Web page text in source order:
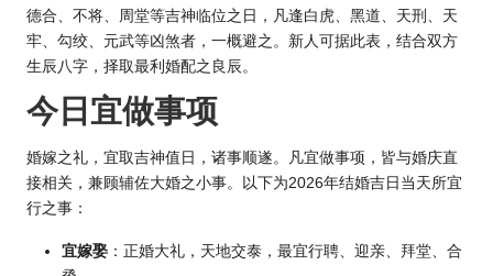
德合、不将、周堂等吉神临位之日，凡逢白虎、黑道、天刑、天
牢、勾绞、元武等凶煞者，一概避之。新人可据此表，结合双方
生辰八字，择取最利婚配之良辰。
今日宜做事项
婚嫁之礼，宜取吉神值日，诸事顺遂。凡宜做事项，皆与婚庆直
接相关，兼顾辅佐大婚之小事。以下为2026年结婚吉日当天所宜
行之事：
宜嫁娶 ：正婚大礼，天地交泰，最宜行聘、迎亲、拜堂、合